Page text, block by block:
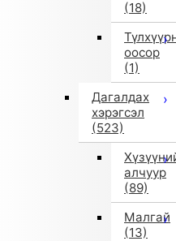
(18)
оосор
(1)
Дагалдах
хэрэгсэл
(523)
алчуур
(89)
Малгай
(13)